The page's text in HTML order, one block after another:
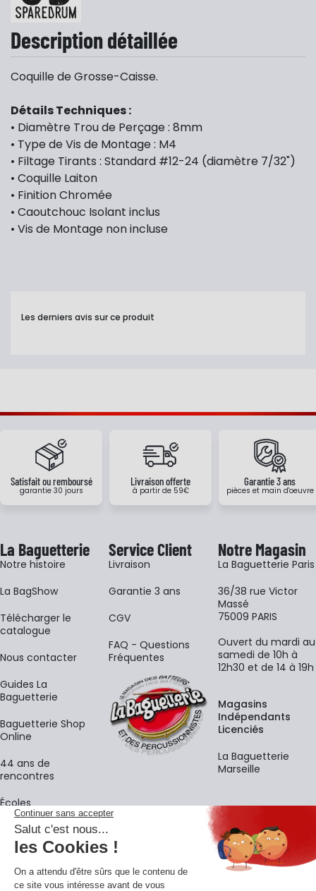
Description détaillée
Coquille de Grosse-Caisse.
Détails Techniques :
• Diamètre Trou de Perçage : 8mm
• Type de Vis de Montage : M4
• Filtage Tirants : Standard #12-24 (diamètre 7/32")
• Coquille Laiton
• Finition Chromée
• Caoutchouc Isolant inclus
• Vis de Montage non incluse
Les derniers avis sur ce produit
Satisfait ou remboursé
garantie 30 jours
Livraison offerte
à partir de 59€
Garantie 3 ans
pièces et main d'oeuvre
La Baguetterie
Notre histoire
La BagShow
​Télécharger le
catalogue
Nous contacter
Guides La
Baguetterie
Baguetterie Shop
Online
44 ans de
rencontres
Écoles
Service Client
Livraison
Garantie 3 ans
CGV
FAQ - Questions
Fréquentes
Notre Magasin
La Baguetterie Paris
36/38 rue Victor
Massé
75009 PARIS
Ouvert du mardi au
samedi de 10h à
12h30 et de 14 à 19h
Magasins
Indépendants
Licenciés
La Baguetterie
Marseille
La newsletter
Adresse e-mail
En vous inscrivant à notre newsletter, vous acceptez notre
confidentialité.